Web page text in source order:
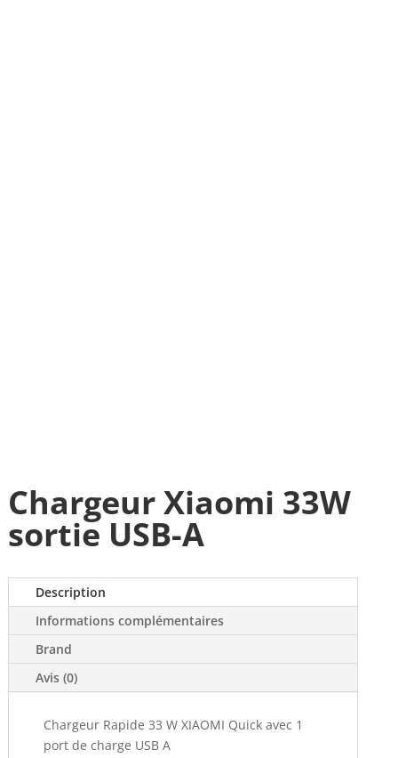
Chargeur Xiaomi 33W
sortie USB-A
Description
Informations complémentaires
Brand
Avis (0)
Chargeur Rapide 33 W XIAOMI Quick avec 1
port de charge USB A